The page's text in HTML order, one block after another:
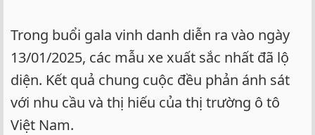
Trong buổi gala vinh danh diễn ra vào ngày
13/01/2025, các mẫu xe xuất sắc nhất đã lộ
diện. Kết quả chung cuộc đều phản ánh sát
với nhu cầu và thị hiếu của thị trường ô tô
Việt Nam.